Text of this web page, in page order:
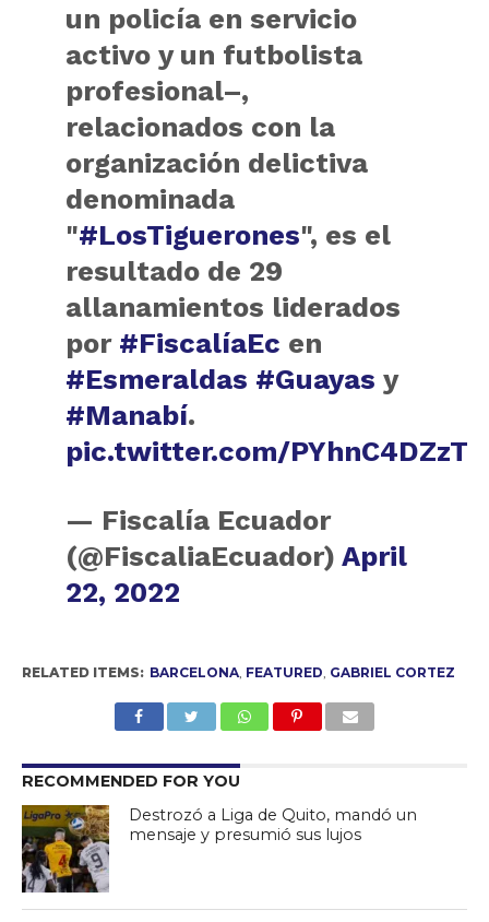
un policía en servicio
activo y un futbolista
profesional–,
relacionados con la
organización delictiva
denominada
"#LosTiguerones", es el
resultado de 29
allanamientos liderados
por #FiscalíaEc en
#Esmeraldas #Guayas y
#Manabí.
pic.twitter.com/PYhnC4DZzT
— Fiscalía Ecuador
(@FiscaliaEcuador)April
22, 2022
RELATED ITEMS: BARCELONA, FEATURED, GABRIEL CORTEZ
RECOMMENDED FOR YOU
Destrozó a Liga de Quito, mandó un
mensaje y presumió sus lujos